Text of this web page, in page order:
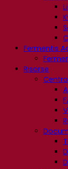
Fermentis
Risorse